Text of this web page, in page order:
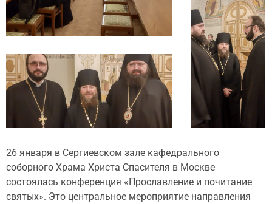
26 января в Сергиевском зале кафедрального
соборного Храма Христа Спасителя в Москве
состоялась конференция «Прославление и почитание
святых». Это центральное мероприятие направления